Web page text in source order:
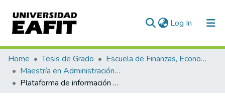
Log In (current)
Communities & Collections
All of DSpace
Home Tesis de Grado
Escuela de Finanzas, Economía y Gobierno
Maestría en Administración Financiera (tesis)
Plataforma de información financiera como herramienta de apoyo para la gestión y toma de decisiones en las Pymes